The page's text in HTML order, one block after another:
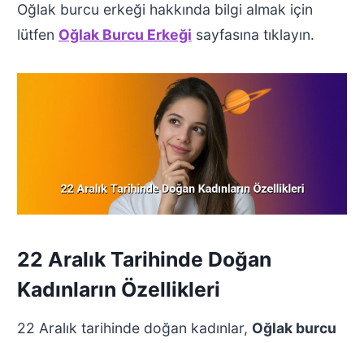
Oğlak burcu erkeği hakkında bilgi almak için
lütfen Oğlak Burcu Erkeği sayfasına tıklayın.
22 Aralık Tarihinde Doğan
Kadınların Özellikleri
22 Aralık tarihinde doğan kadınlar, Oğlak burcu